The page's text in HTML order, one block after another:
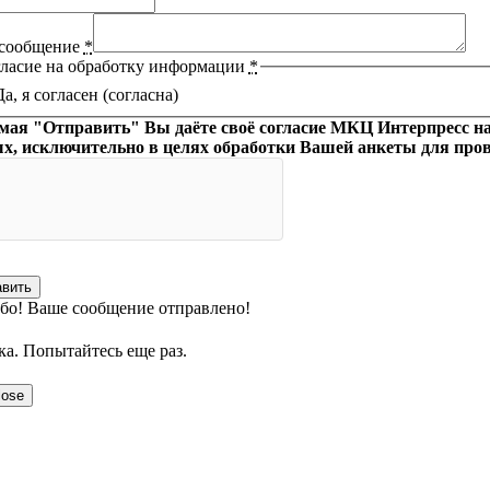
*
на обработку информации *
я согласен (согласна)
"Отправить" Вы даёте своё согласие МКЦ Интерпресс
исключительно в целях обработки Вашей анкеты для
Ваше сообщение отправлено!
Попытайтесь еще раз.